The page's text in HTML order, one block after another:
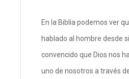
En la Biblia podemos ver
hablado al hombre desde
convencido que Dios nos
uno de nosotros a través